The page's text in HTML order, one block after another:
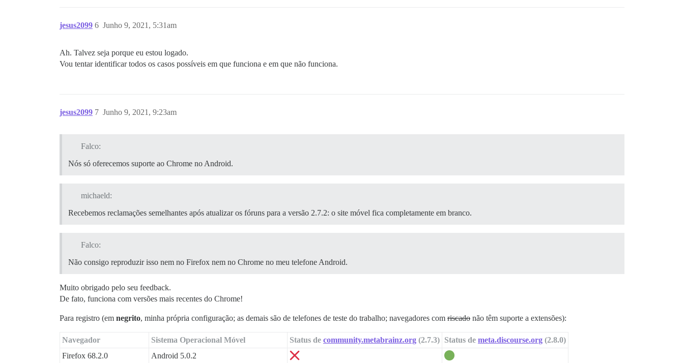
jesus2099 Junho 9, 2021, 5:31am
6
Ah. Talvez seja porque eu estou logado.
Vou tentar identificar todos os casos possíveis em que funciona e em que não funciona.
jesus2099 Junho 9, 2021, 9:23am
7
Falco:
Nós só oferecemos suporte ao Chrome no Android.
michaeld:
Recebemos reclamações semelhantes após atualizar os fóruns para a versão 2.7.2: o site móvel fica completamente em branco.
Falco:
Não consigo reproduzir isso nem no Firefox nem no Chrome no meu telefone Android.
Muito obrigado pelo seu feedback.
De fato, funciona com versões mais recentes do Chrome!
Para registro (em negrito, minha própria configuração; as demais são de telefones de teste do trabalho; navegadores com riscado não têm suporte a extensões):
Navegador Sistema Operacional Móvel Status de community.metabrainz.org (2.7.3) Status de meta.discourse.org (2.8.0)
Firefox 68.2.0
Android 5.0.2